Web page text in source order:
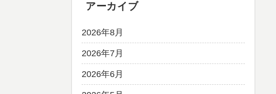
アーカイブ
2026年8月
2026年7月
2026年6月